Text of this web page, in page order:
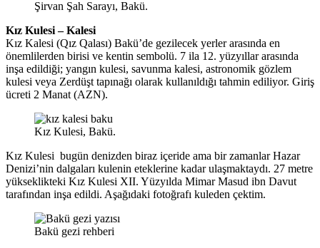
Şirvan Şah Sarayı, Bakü.
Kız Kulesi – Kalesi
Kız Kalesi (Qız Qalası) Bakü’de gezilecek yerler arasında en
önemlilerden birisi ve kentin sembolü. 7 ila 12. yüzyıllar arasında
inşa edildiği; yangın kulesi, savunma kalesi, astronomik gözlem
kulesi veya Zerdüşt tapınağı olarak kullanıldığı tahmin ediliyor. Giriş
ücreti 2 Manat (AZN).
Kız Kulesi, Bakü.
Kız Kulesi bugün denizden biraz içeride ama bir zamanlar Hazar
Denizi’nin dalgaları kulenin eteklerine kadar ulaşmaktaydı. 27 metre
yükseklikteki Kız Kulesi ХII. Yüzyılda Mimar Masud ibn Davut
tarafından inşa edildi. Aşağıdaki fotoğrafı kuleden çektim.
Bakü gezi rehberi